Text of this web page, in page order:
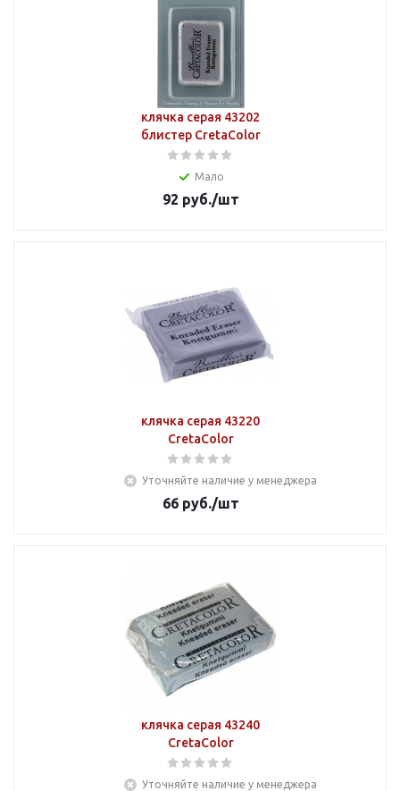
клячка серая 43202
блистер CretaColor
Мало
92 руб./шт
клячка серая 43220
CretaColor
Уточняйте наличие у менеджера
66руб./шт
клячка серая 43240
CretaColor
Уточняйте наличие у менеджера